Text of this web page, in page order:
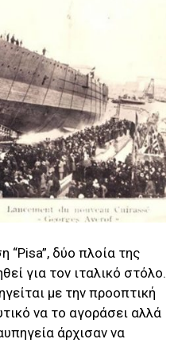
“Pisa”, δύο πλοία της
για τον ιταλικό στόλο.
με την προοπτική
να το αγοράσει αλλά
άρχισαν να